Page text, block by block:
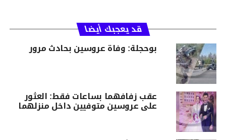
قد يعجبك أيضا
بوحجلة: وفاة عروسين بحادث مرور
عقب زفافهما بساعات فقط: العثور
على عروسين متوفيين داخل منزلهما